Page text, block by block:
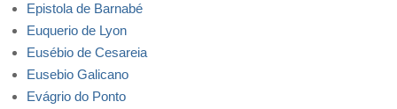
Epistola de Barnabé
Euquerio de Lyon
Eusébio de Cesareia
Eusebio Galicano
Evágrio do Ponto